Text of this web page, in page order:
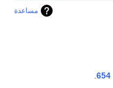
مساعدة
654